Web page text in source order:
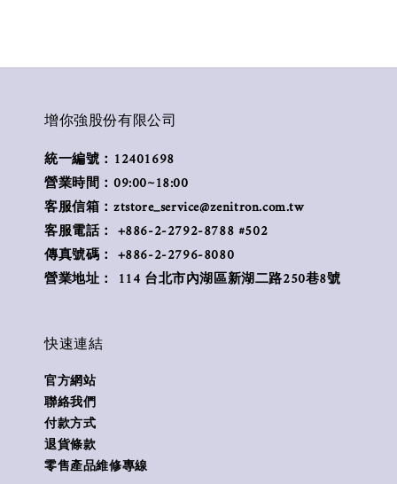
增你強股份有限公司
統一編號：12401698
營業時間：09:00~18:00
客服信箱：ztstore_service@zenitron.com.tw
客服電話： +886-2-2792-8788 #502
傳真號碼： +886-2-2796-8080
營業地址： 114 台北市內湖區新湖二路250巷8號
快速連結
官方網站
聯絡我們
付款方式
退貨條款
零售產品維修專線